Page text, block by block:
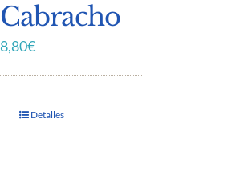
Cabracho
8,80€
Detalles